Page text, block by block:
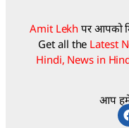
Amit Lekh पर आपको
Get all the Latest
Hindi, News in
आप